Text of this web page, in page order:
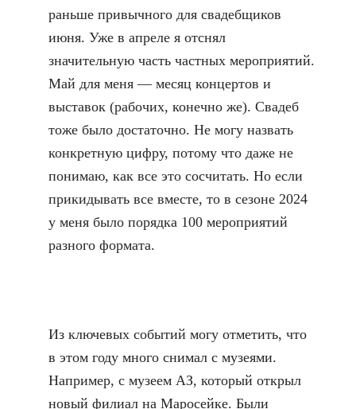
раньше привычного для свадебщиков
июня. Уже в апреле я отснял
значительную часть частных мероприятий.
Май для меня — месяц концертов и
выставок (рабочих, конечно же). Свадеб
тоже было достаточно. Не могу назвать
конкретную цифру, потому что даже не
понимаю, как все это сосчитать. Но если
прикидывать все вместе, то в сезоне 2024
у меня было порядка 100 мероприятий
разного формата.
Из ключевых событий могу отметить, что
в этом году много снимал с музеями.
Например, с музеем АЗ, который открыл
новый филиал на Маросейке. Были